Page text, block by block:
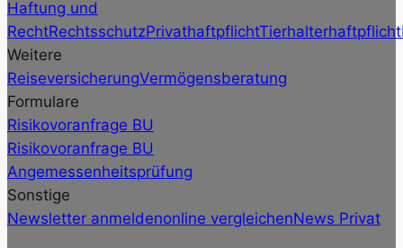
Haftung und
RechtRechtsschutzPrivathaftpflichtTierhalterhaftpflicht
Weitere
ReiseversicherungVermögensberatung
Formulare
Risikovoranfrage BU
Risikovoranfrage BU
Angemessenheitsprüfung
Sonstige
Newsletter anmeldenonline vergleichenNews Privat